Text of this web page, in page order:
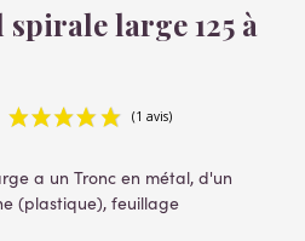
a un Tronc en métal, d'un
(plastique), feuillage
pour cet arbre artificiel, allant